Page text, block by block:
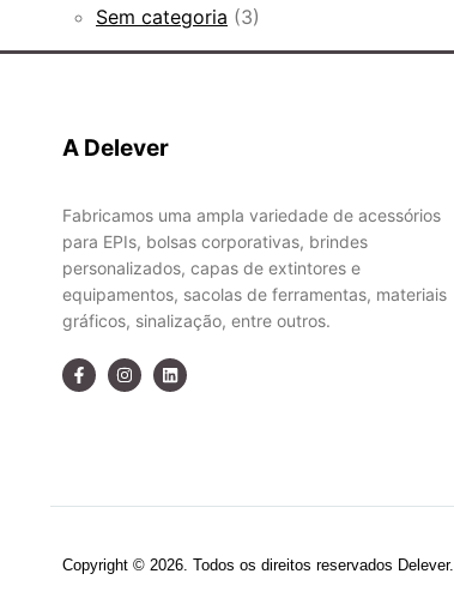
Sem categoria (3)
A Delever
Fabricamos uma ampla variedade de acessórios
para EPIs, bolsas corporativas, brindes
personalizados, capas de extintores e
equipamentos, sacolas de ferramentas, materiais
gráficos, sinalização, entre outros.
Copyright © 2026. Todos os direitos reservados Delever.